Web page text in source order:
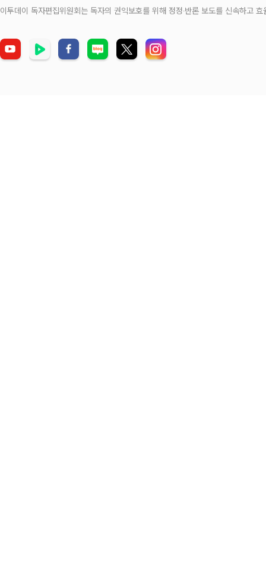
이투데이 독자편집위원회는 독자의 권익보호를 위해 정정‧반론 보도를 신속하고